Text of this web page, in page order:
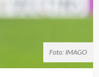
Foto: IMAGO